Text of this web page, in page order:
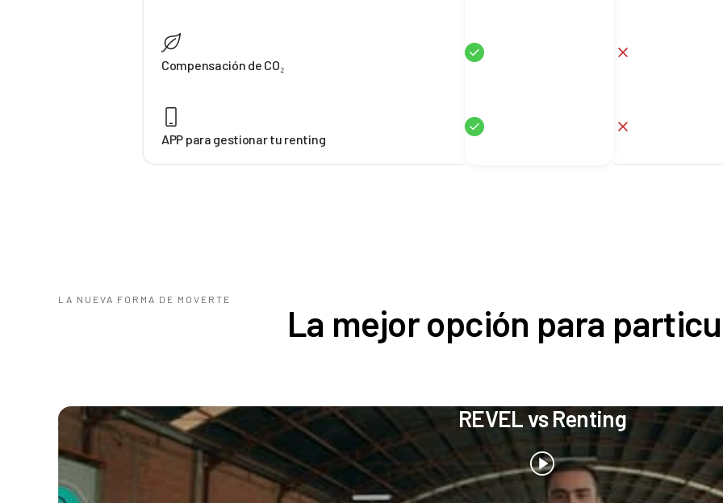
Compensación de CO₂
Sí
APP para gestionar tu renting
Sí
LA NUEVA FORMA DE MOVERTE
La mejor opción para
REVEL vs Renting